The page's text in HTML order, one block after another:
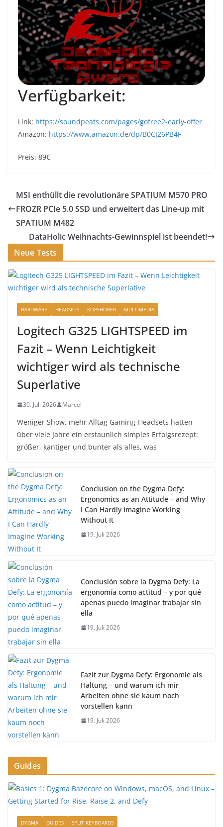
Verfügbarkeit:
Link: https://soundpeats.com/pages/gofree2-early-offer
Amazon: https://www.amazon.de/dp/B0CJ26PB4F
Preis: 89€
MSI enthüllt die revolutionäre SPATIUM M570 PRO
FROZR PCIe 5.0 SSD und erweitert das Line-up mit
SPATIUM M482
DataHolic Weihnachts-Gewinnspiel ist beendet!
Neue Tests
HARDWARE HEADSETS KOPFHÖRER MULTIMEDIA
Logitech G325 LIGHTSPEED im
Fazit – Wenn Leichtigkeit
wichtiger wird als technische
Superlative
30. Juli 2026 Marcel
Weniger Show, mehr Alltag Gaming-Headsets hatten
über viele Jahre ein erstaunlich simples Erfolgsrezept:
größer, kantiger und bunter als alles, was
Conclusion on the Dygma Defy:
Ergonomics as an Attitude – and Why
I Can Hardly Imagine Working
Without It
19. Juli 2026
Conclusión sobre la Dygma Defy: La
ergonomía como actitud – y por qué
apenas puedo imaginar trabajar sin
ella
19. Juli 2026
Fazit zur Dygma Defy: Ergonomie als
Haltung – und warum ich mir
Arbeiten ohne sie kaum noch
vorstellen kann
19. Juli 2026
Guides
DYGMA GUIDES SPLIT KEYBOARDS